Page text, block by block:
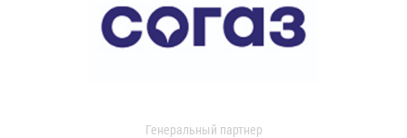
Генеральный партнер